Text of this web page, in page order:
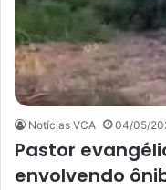
Notícias VCA 04/05/
Pastor
envolvendo